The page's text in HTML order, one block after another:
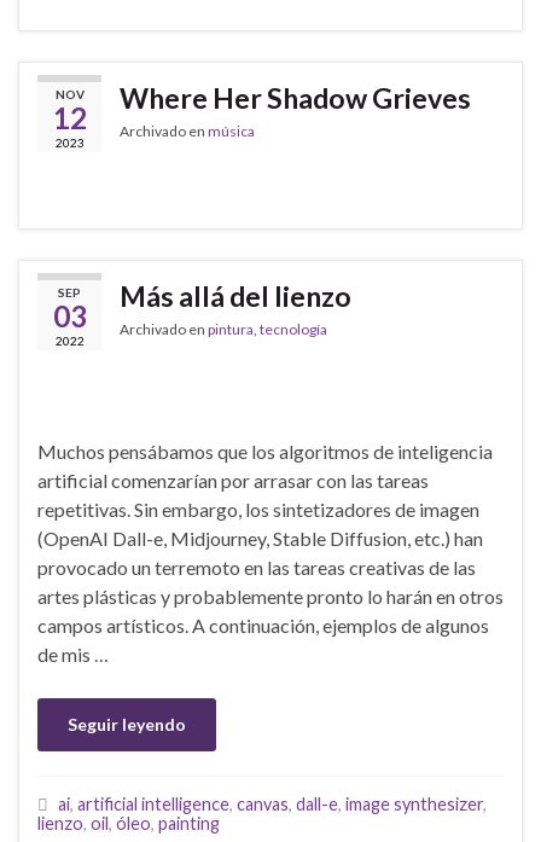
NOV
12
2023
Where Her Shadow Grieves
Archivado en música
SEP
03
2022
Más allá del lienzo
Archivado en pintura tecnología
Muchos pensábamos que los algoritmos de inteligencia
artificial comenzarían por arrasar con las tareas
repetitivas. Sin embargo, los sintetizadores de imagen
(OpenAI Dall-e, Midjourney, Stable Diffusion, etc.) han
provocado un terremoto en las tareas creativas de las
artes plásticas y probablemente pronto lo harán en otros
campos artísticos. A continuación, ejemplos de algunos
de mis …
Seguir leyendo
ai, artificial intelligence, canvas, dall-e, image synthesizer,
lienzo, oil, óleo, painting